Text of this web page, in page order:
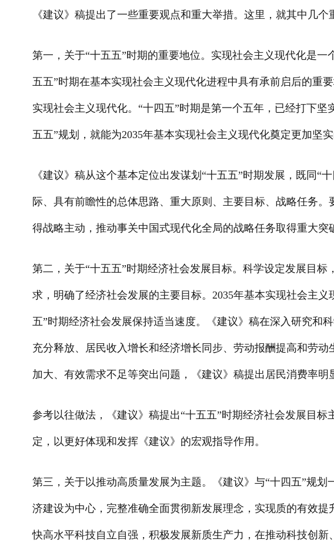
《建议》稿提出了一些重要观点和重大举措。这里，就其中几个
第一，关于“十五五”时期的重要地位。实现社会主义现代化是
五五”时期在基本实现社会主义现代化进程中具有承前启后的重
实现社会主义现代化。“十四五”时期是第一个五年，已经打下
五五”规划，就能为2035年基本实现社会主义现代化奠定更加坚实
《建议》稿从这个基本定位出发谋划“十五五”时期发展，既同
际、具有前瞻性的总体思路、重大原则、主要目标、战略任务
得战略主动，推动事关中国式现代化全局的战略任务取得重大突
第二，关于“十五五”时期经济社会发展目标。科学设定发展目
求，明确了经济社会发展的主要目标。2035年基本实现社会主
五”时期经济社会发展保持适当速度。《建议》稿在深入研究和
充分释放、居民收入增长和经济增长同步、劳动报酬提高和劳
加大、有效需求不足等突出问题，《建议》稿提出居民消费率
参考以往做法，《建议》稿提出“十五五”时期经济社会发展目
定，以更好体现和发挥《建议》的宏观指导作用。
第三，关于以推动高质量发展为主题。《建议》与“十四五”规
济建设为中心，完整准确全面贯彻新发展理念，实现质的有效
快高水平科技自立自强，积极发展新质生产力，在推动科技创